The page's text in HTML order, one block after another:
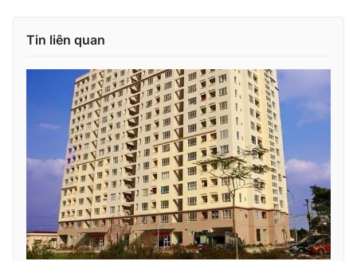
VTV Sức khoẻ Bất động sản
Thị trường 24h Tấm lòng Việt
VTV4 Vươn mình bằng AI
VTV8
Liên hệ tòa soạn English
Tin liên quan